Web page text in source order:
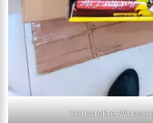
Verpackte